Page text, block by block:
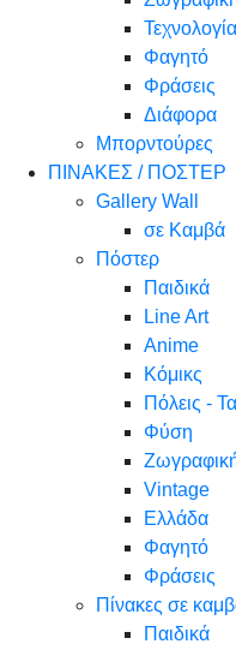
Φαγητό
Φράσεις
Διάφορα
Μπορντούρες
ΠΙΝΑΚΕΣ / ΠΟΣΤΕΡ
Gallery Wall
σε Καμβά
Πόστερ
Παιδικά
Line Art
Anime
Κόμικς
Πόλεις -
Φύση
Vintage
Ελλάδα
Φαγητό
Φράσεις
Πίνακες σε
Παιδικά